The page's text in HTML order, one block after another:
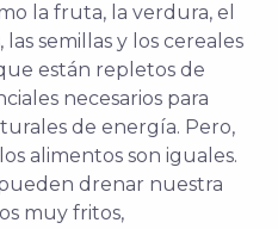
la fruta, la verdura, el
semillas y los cereales
están repletos de
necesarios para
de energía. Pero,
alimentos son iguales.
drenar nuestra
muy fritos,